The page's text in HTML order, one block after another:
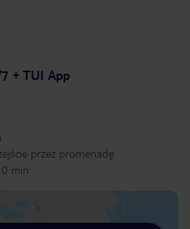
+ TUI App
przez promenadę
min